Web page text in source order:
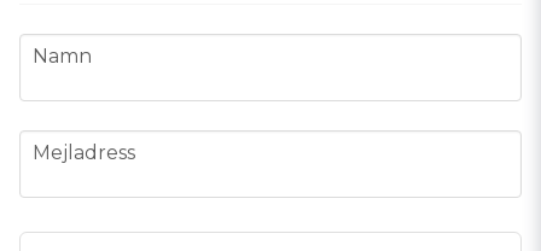
name
Namn
email
Mejladress